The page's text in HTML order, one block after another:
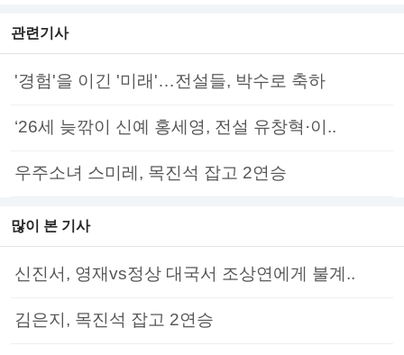
관련기사
'경험'을 이긴 '미래'…전설들, 박수로 축하
‘26세 늦깎이 신예 홍세영, 전설 유창혁·이..
우주소녀 스미레, 목진석 잡고 2연승
많이 본 기사
신진서, 영재vs정상 대국서 조상연에게 불계..
김은지, 목진석 잡고 2연승